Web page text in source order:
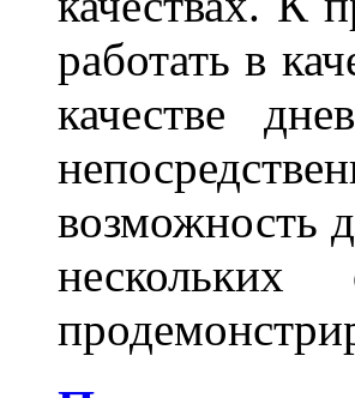
работать в
качестве
возможность